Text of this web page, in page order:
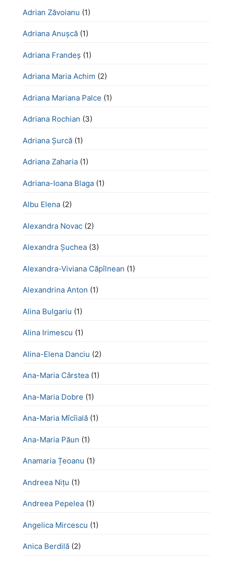
Adrian Zăvoianu (1)
Adriana Anușcă (1)
Adriana Frandeș (1)
Adriana Maria Achim (2)
Adriana Mariana Palce (1)
Adriana Rochian (3)
Adriana Șurcă (1)
Adriana Zaharia (1)
Adriana-Ioana Blaga (1)
Albu Elena (2)
Alexandra Novac (2)
Alexandra Șuchea (3)
Alexandra-Viviana Căpîlnean (1)
Alexandrina Anton (1)
Alina Bulgariu (1)
Alina Irimescu (1)
Alina-Elena Danciu (2)
Ana-Maria Cârstea (1)
Ana-Maria Dobre (1)
Ana-Maria Mîcîială (1)
Ana-Maria Păun (1)
Anamaria Țeoanu (1)
Andreea Nițu (1)
Andreea Pepelea (1)
Angelica Mircescu (1)
Anica Berdilă (2)